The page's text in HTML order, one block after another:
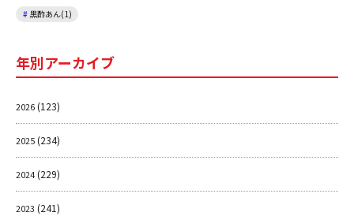
黒酢あん(1)
年別アーカイブ
2026(123)
2025(234)
2024(229)
2023 (241)